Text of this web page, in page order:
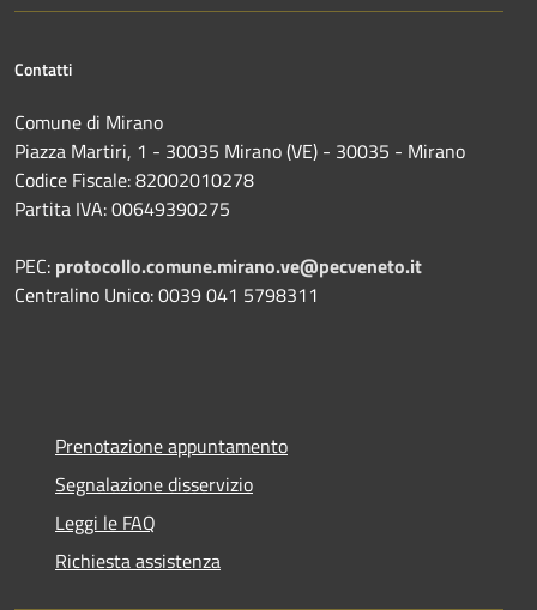
Contatti
Comune di Mirano
Piazza Martiri, 1 - 30035 Mirano (VE) - 30035 - Mirano
Codice Fiscale: 82002010278
Partita IVA: 00649390275
PEC: protocollo.comune.mirano.ve@pecveneto.it
Centralino Unico: 0039 041 5798311
Prenotazione appuntamento
Segnalazione disservizio
Leggi le FAQ
Richiesta assistenza